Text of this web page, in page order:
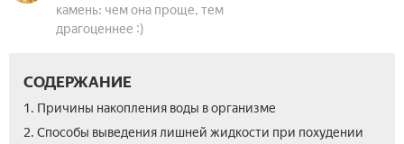
камень: чем она проще, тем
драгоценнее :)
СОДЕРЖАНИЕ
1. Причины накопления воды в организме
2. Способы выведения лишней жидкости при похудении